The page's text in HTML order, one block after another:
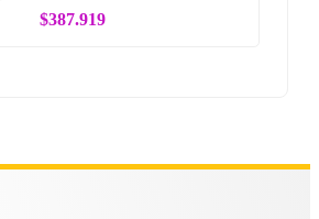
$387.919